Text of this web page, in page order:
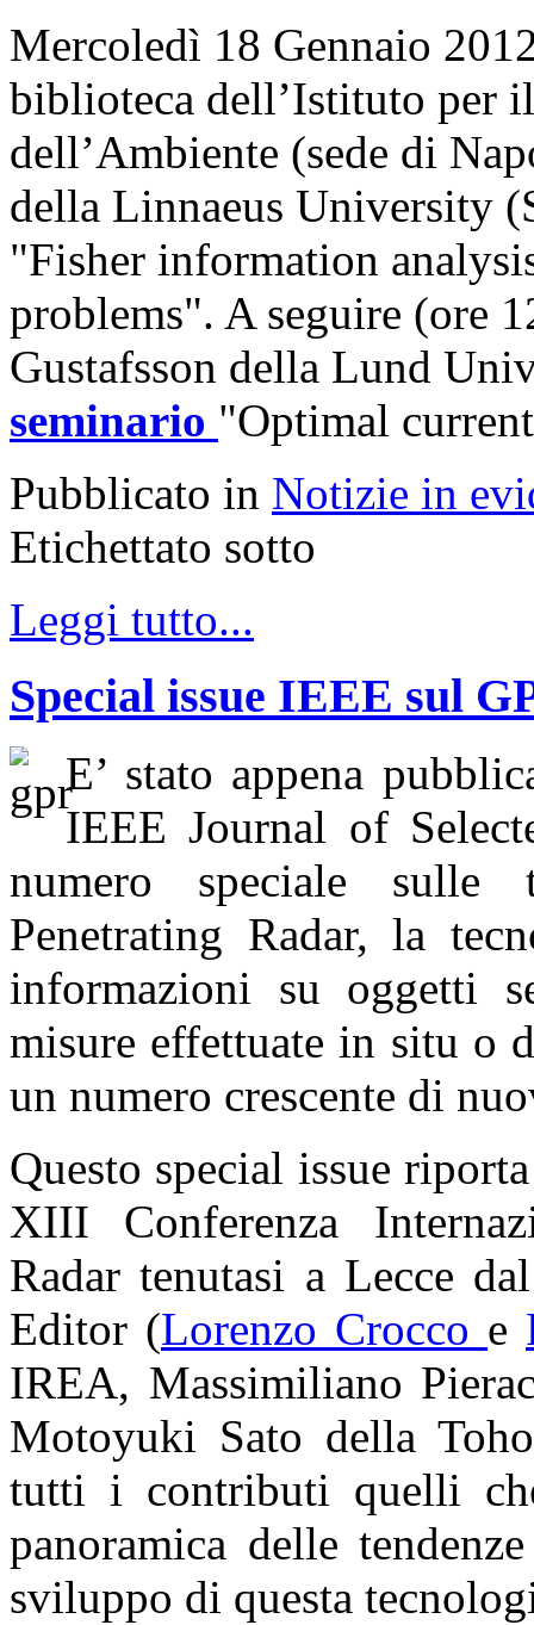
Mercoledì 18 Gennaio
biblioteca dell’Istituto per
dell’Ambiente (sede di
della Linnaeus University
"Fisher information
problems". A seguire (ore
Gustafsson della Lund
seminario "Optimal
Pubblicato in Notizie in
Etichettato sotto
Leggi tutto...
Special issue IEEE sul
E’ stato appena
IEEE Journal of
numero speciale sulle
Penetrating Radar, la
informazioni su oggetti
misure effettuate in situ o
un numero crescente di
Questo special issue
XIII Conferenza
Radar tenutasi a Lecce
Editor (Lorenzo Crocco e
IREA, Massimiliano
Motoyuki Sato della
tutti i contributi quelli
panoramica delle
sviluppo di questa